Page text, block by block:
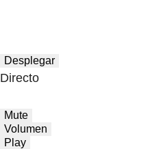
Desplegar
Directo
Mute
Volumen
Play